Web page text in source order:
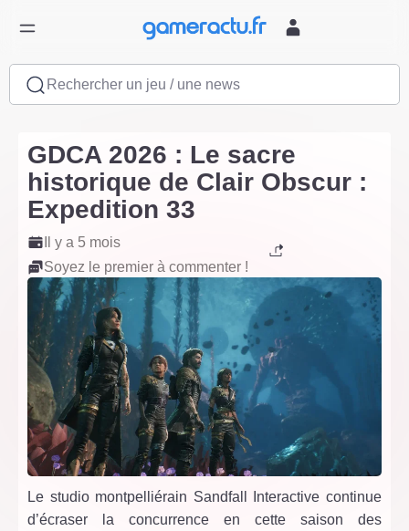
Rechercher un jeu / une news
GDCA 2026 : Le sacre
historique de Clair Obscur :
Expedition 33
Il y a 5 mois
Soyez le premier à commenter !
Le studio montpelliérain Sandfall Interactive continue
d’écraser la concurrence en cette saison des